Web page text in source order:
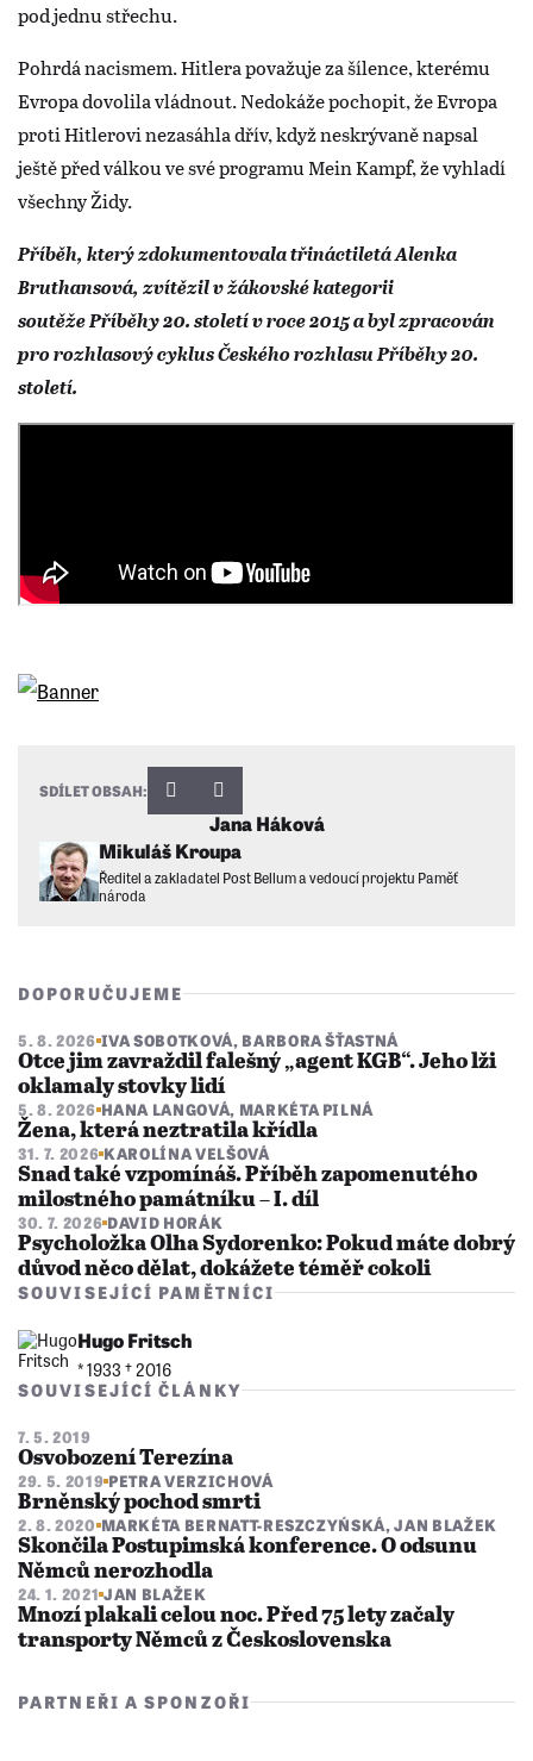
pod jednu střechu.
Pohrdá nacismem. Hitlera považuje za šílence, kterému
Evropa dovolila vládnout. Nedokáže pochopit, že Evropa
proti Hitlerovi nezasáhla dřív, když neskrývaně napsal
ještě před válkou ve své programu Mein Kampf, že vyhladí
všechny Židy.
Příběh, který zdokumentovala třináctiletá Alenka
Bruthansová, zvítězil v žákovské kategorii
soutěže Příběhy 20. století v roce 2015 a byl zpracován
pro rozhlasový cyklus Českého rozhlasu Příběhy 20.
století.
Mikuláš Kroupa
Ředitel a zakladatel Post Bellum a vedoucí projektu Paměť
národa
Jana Háková
SDÍLET OBSAH:
DOPORUČUJEME
5. 8. 2026 IVA SOBOTKOVÁ, BARBORA ŠŤASTNÁ
Otce jim zavraždil falešný „agent KGB“. Jeho lži
oklamaly stovky lidí
5. 8. 2026 HANA LANGOVÁ, MARKÉTA PILNÁ
Žena, která neztratila křídla
31. 7. 2026 KAROLÍNA VELŠOVÁ
Snad také vzpomínáš. Příběh zapomenutého
milostného památníku – I. díl
30. 7. 2026 DAVID HORÁK
Psycholožka Olha Sydorenko: Pokud máte dobrý
důvod něco dělat, dokážete téměř cokoli
SOUVISEJÍCÍ PAMĚTNÍCI
Hugo Fritsch
* 1933 †︎ 2016
SOUVISEJÍCÍ ČLÁNKY
7. 5. 2019
Osvobození Terezína
29. 5. 2019 PETRA VERZICHOVÁ
Brněnský pochod smrti
2. 8. 2020 MARKÉTA BERNATT-RESZCZYŃSKÁ,JAN BLAŽEK
Skončila Postupimská konference. O odsunu
Němců nerozhodla
24. 1. 2021 JAN BLAŽEK
Mnozí plakali celou noc. Před 75 lety začaly
transporty Němců z Československa
PARTNEŘI A SPONZOŘI